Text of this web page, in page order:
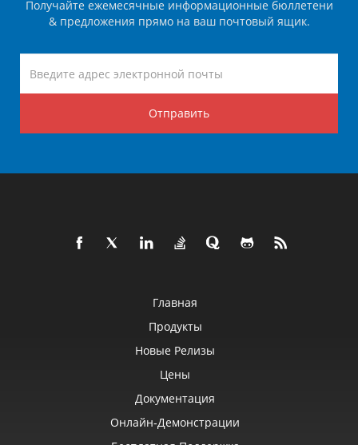
Получайте ежемесячные информационные бюллетени
& предложения прямо на ваш почтовый ящик.
Отправить
Главная
Продукты
Новые Релизы
Цены
Документация
Онлайн‑демонстрации